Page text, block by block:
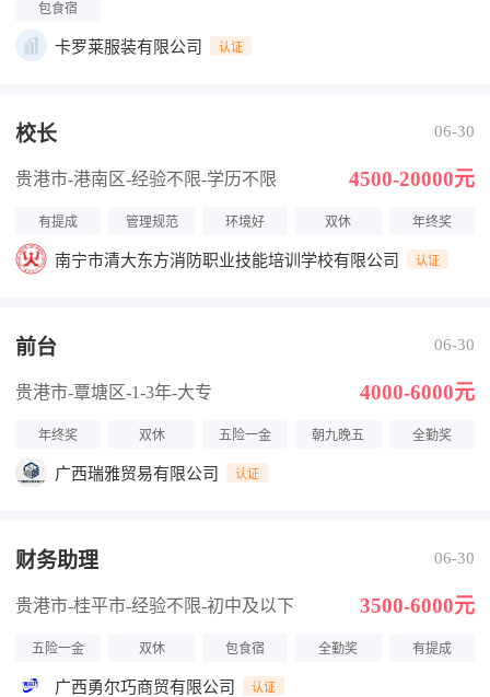
包食宿
卡罗莱服装有限公司 认证
校长 06-30
贵港市-港南区-经验不限-学历不限 4500-20000元
有提成 管理规范 环境好 双休 年终奖
南宁市清大东方消防职业技能培训学校有限公司 认证
前台 06-30
贵港市-覃塘区-1-3年-大专 4000-6000元
年终奖 双休 五险一金 朝九晚五 全勤奖
广西瑞雅贸易有限公司 认证
财务助理 06-30
贵港市-桂平市-经验不限-初中及以下 3500-6000元
五险一金 双休 包食宿 全勤奖 有提成
广西勇尔巧商贸有限公司 认证